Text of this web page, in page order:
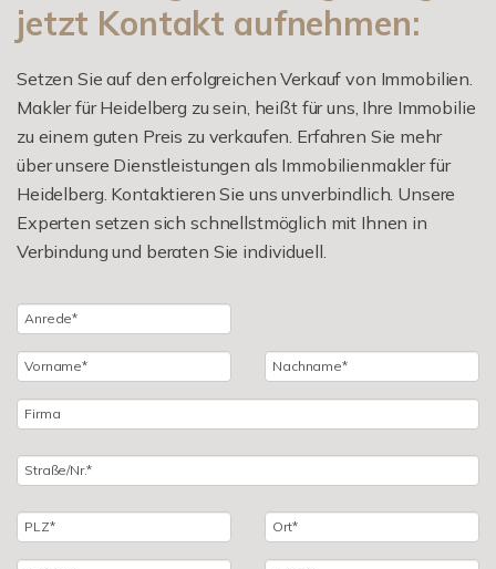
jetzt Kontakt aufnehmen:
Setzen Sie auf den erfolgreichen Verkauf von Immobilien.
Makler für Heidelberg zu sein, heißt für uns, Ihre Immobilie
zu einem guten Preis zu verkaufen. Erfahren Sie mehr
über unsere Dienstleistungen als Immobilienmakler für
Heidelberg. Kontaktieren Sie uns unverbindlich. Unsere
Experten setzen sich schnellstmöglich mit Ihnen in
Verbindung und beraten Sie individuell.